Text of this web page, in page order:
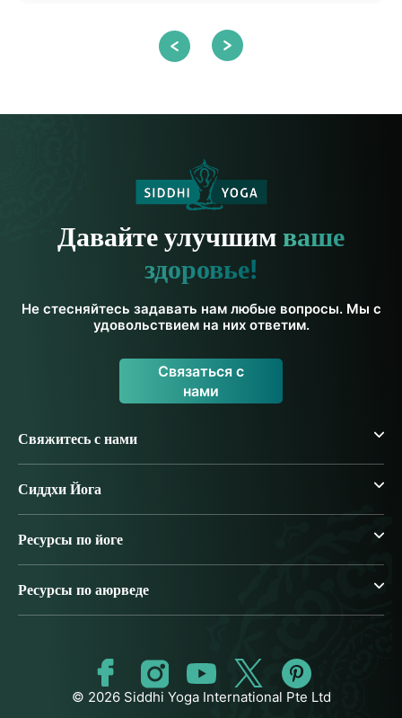
Давайте улучшимваше
здоровье!
Не стесняйтесь задавать нам любые вопросы. Мы с
удовольствием на них ответим.
Связаться с
нами
Свяжитесь с нами
Сиддхи Йога
Ресурсы по йоге
Ресурсы по аюрведе
© 2026 Siddhi Yoga International Pte Ltd